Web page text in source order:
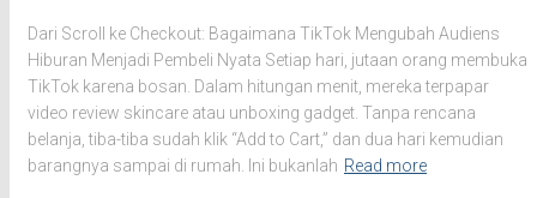
Dari Scroll ke Checkout: Bagaimana TikTok Mengubah Audiens
Hiburan Menjadi Pembeli Nyata Setiap hari, jutaan orang membuka
TikTok karena bosan. Dalam hitungan menit, mereka terpapar
video review skincare atau unboxing gadget. Tanpa rencana
belanja, tiba-tiba sudah klik “Add to Cart,” dan dua hari kemudian
barangnya sampai di rumah. Ini bukanlah Read more